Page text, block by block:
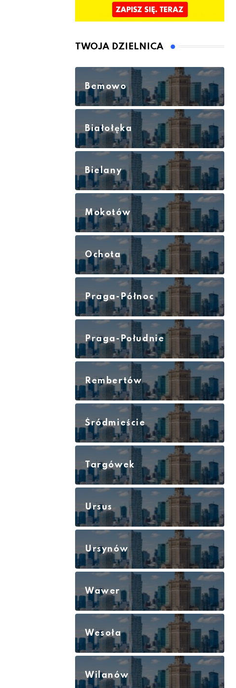
TWOJA DZIELNICA
Bemowo
Białołęka
Bielany
Mokotów
Ochota
Praga-Północ
Praga-Południe
Rembertów
Śródmieście
Targówek
Ursus
Ursynów
Wawer
Wesoła
Wilanów